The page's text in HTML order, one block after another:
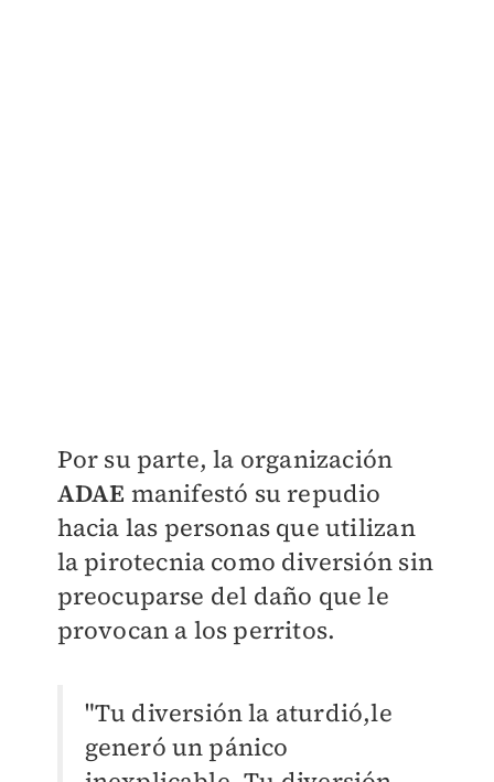
​​​Por su parte, la organización
ADAE manifestó su repudio
hacia las personas que utilizan
la pirotecnia como diversión sin
preocuparse del daño que le
provocan a los perritos.
"Tu diversión la aturdió,le
generó un pánico